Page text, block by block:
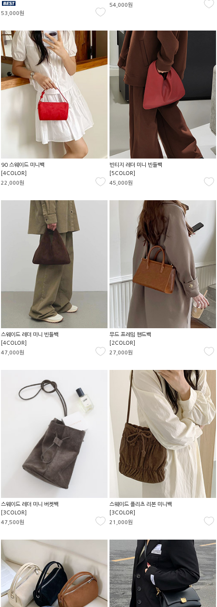
53,000원
54,000원
90 스웨이드 미니백
[4COLOR]
22,000원
빈티지 레더 미니 빈들백
[5COLOR]
45,000원
스웨이드 레더 미니 빈들백
[4COLOR]
47,000원
무드 프레임 핸드백
[2COLOR]
27,000원
스웨이드 레더 미니 버켓백
[3COLOR]
47,500원
스웨이드 플리츠 리본 미니백
[3COLOR]
21,000원